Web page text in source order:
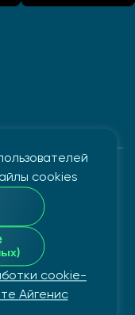
cookies
cookie-
Айгенис
защиты
"Айгенис", УНП